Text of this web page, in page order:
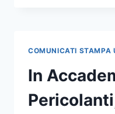
RIVISTE
IN
COMUNICATI STAMPA
In